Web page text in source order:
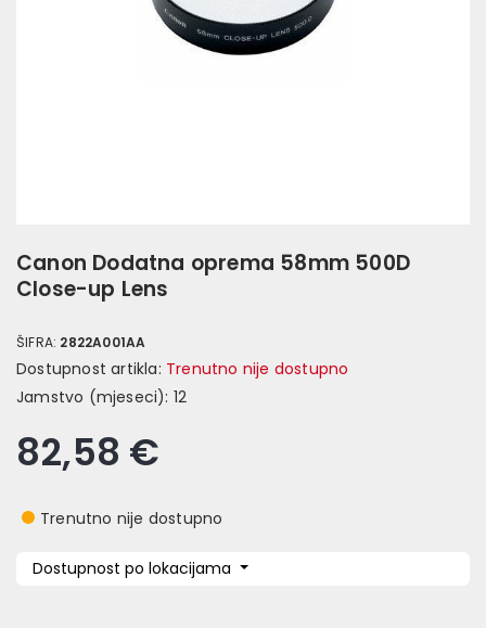
Canon Dodatna oprema 58mm 500D
Close-up Lens
ŠIFRA: 2822A001AA
Dostupnost artikla: Trenutno nije dostupno
Jamstvo (mjeseci): 12
82,58 €
Trenutno nije dostupno
Dostupnost po lokacijama